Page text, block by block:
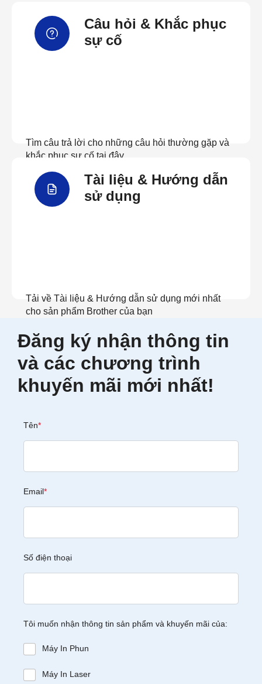
Câu hỏi & Khắc phục
sự cố
Tìm câu trả lời cho những câu hỏi thường gặp và
khắc phục sự cố tại đây
Xem câu hỏi thường gặp
Tài liệu & Hướng dẫn
sử dụng
Tải về Tài liệu & Hướng dẫn sử dụng mới nhất
cho sản phẩm Brother của bạn
Xem tài liệu
Đăng ký nhận thông tin
và các chương trình
khuyến mãi mới nhất!
Tên*
Email*
Số điện thoại
Tôi muốn nhận thông tin sản phẩm và khuyến mãi của:
Máy In Phun
Máy In Laser